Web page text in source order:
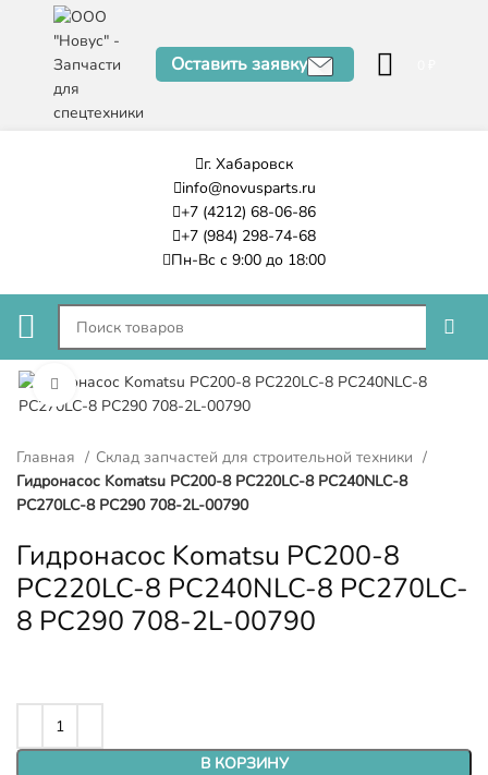
Оставить заявку
г. Хабаровск
info@novusparts.ru
+7 (4212) 68-06-86
+7 (984) 298-74-68
Пн-Вс с 9:00 до 18:00
Нажмите, чтобы увеличить
Главная
Склад запчастей для строительной техники
Гидронасос Komatsu PC200-8 PC220LC-8 PC240NLC-8
PC270LC-8 PC290 708-2L-00790
Гидронасос Komatsu PC200-8
PC220LC-8 PC240NLC-8 PC270LC-
8 PC290 708-2L-00790
В КОРЗИНУ